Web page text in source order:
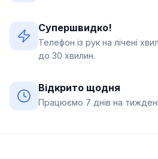
Супершвидко!
Телефон із рук на лічені
до 30 хвилин.
Відкрито щодня
Працюємо 7 днів на